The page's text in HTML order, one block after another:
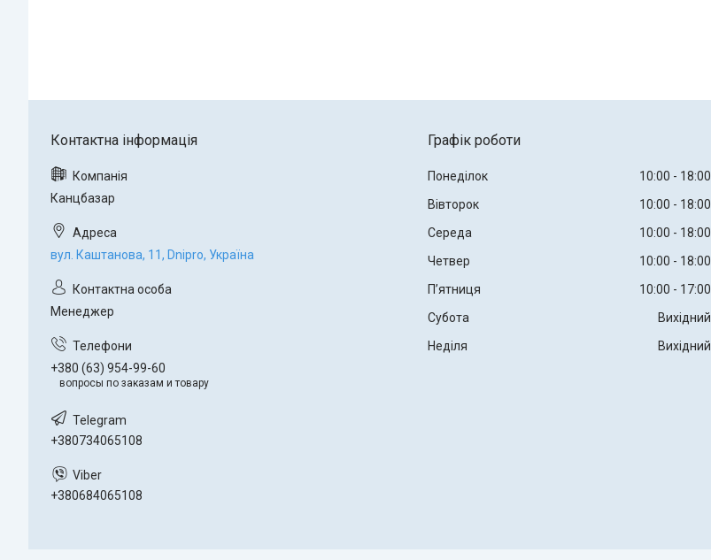
Канцбазар
вул. Каштанова, 11, Dnipro, Україна
Менеджер
+380 (63) 954-99-60
вопросы по заказам и товару
+380734065108
+380684065108
Графік роботи
Понеділок 10:00
18:00
Вівторок
10:00
18:00
Середа
10:00
18:00
Четвер
10:00
18:00
Пʼятниця
10:00
17:00
Субота
Вихідний
Неділя
Вихідний